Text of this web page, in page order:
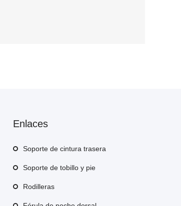
Enlaces
Soporte de cintura trasera
Soporte de tobillo y pie
Rodilleras